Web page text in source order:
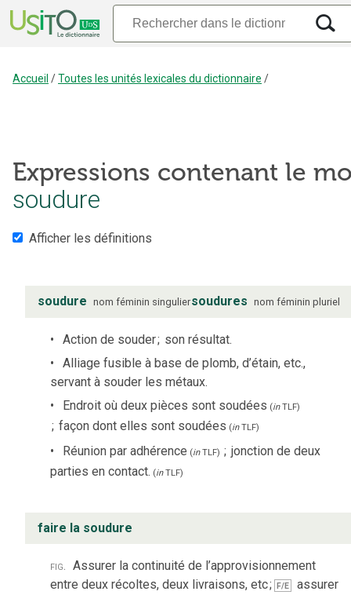
Accueil /Toutes les unités lexicales du dictionnaire /
Expressions contenant le
soudure
Afficher les définitions
soudure nom féminin singuliersoudures nom féminin pluriel
Action de souder; son résultat.
Alliage fusible à base de plomb, d’étain, etc.,
servant à souder les métaux.
Endroit où deux pièces sont soudées (inTLF)
; façon dont elles sont soudées (inTLF)
Réunion par adhérence (inTLF) ; jonction de deux
parties en contact. (inTLF)
faire la soudure
fig. Assurer la continuité de l’approvisionnement
entre deux récoltes, deux livraisons, etc; F/E
assurer